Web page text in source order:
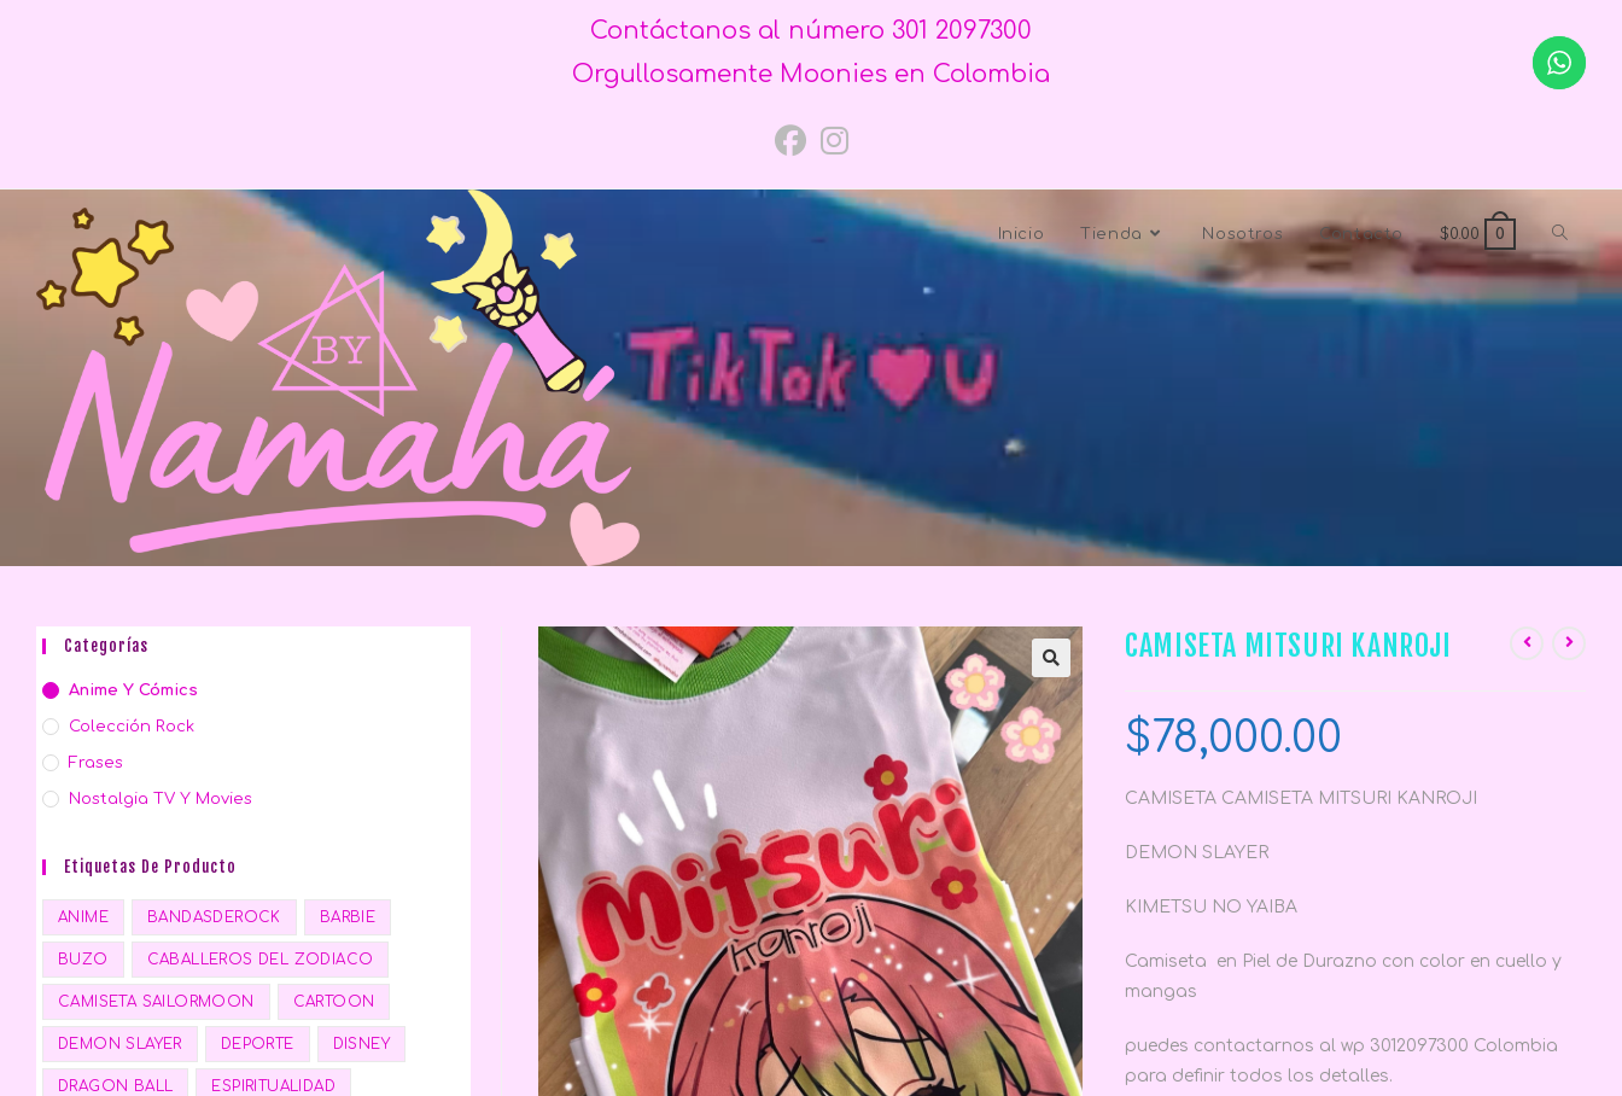
Contáctanos al número 301 2097300
Orgullosamente Moonies en Colombia
Inicio Tienda Nosotros Contacto $0.00 0
CAMISETA MITSURI KANROJI
$78,000.00
CAMISETA CAMISETA MITSURI KANROJI
DEMON SLAYER
KIMETSU NO YAIBA
Camiseta en Piel de Durazno con color en cuello y
mangas
puedes contactarnos al wp 3012097300 Colombia
para definir todos los detalles.
Categorías
Anime Y Cómics
Colección Rock
Frases
Nostalgia TV Y Movies
Etiquetas De Producto
ANIME BANDASDEROCK BARBIE
BUZO CABALLEROS DEL ZODIACO
CAMISETA SAILORMOON CARTOON
DEMON SLAYER DEPORTE DISNEY
DRAGON BALL ESPIRITUALIDAD